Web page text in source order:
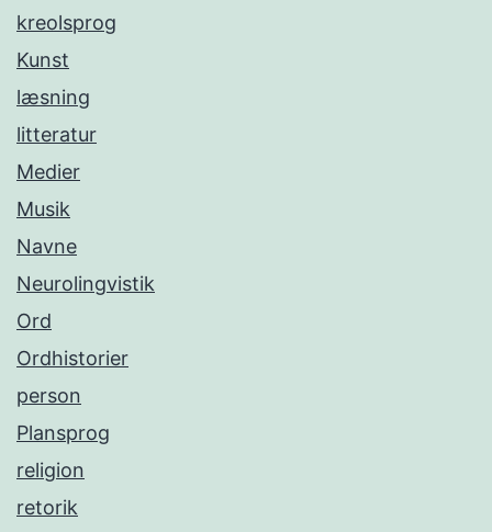
kreolsprog
Kunst
læsning
litteratur
Medier
Musik
Navne
Neurolingvistik
Ord
Ordhistorier
person
Plansprog
religion
retorik